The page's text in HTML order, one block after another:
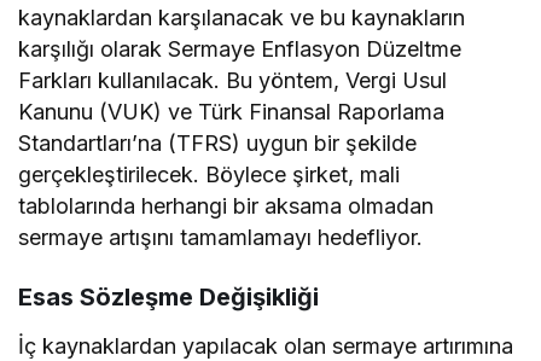
kaynaklardan karşılanacak ve bu kaynakların
karşılığı olarak Sermaye Enflasyon Düzeltme
Farkları kullanılacak. Bu yöntem, Vergi Usul
Kanunu (VUK) ve Türk Finansal Raporlama
Standartları’na (TFRS) uygun bir şekilde
gerçekleştirilecek. Böylece şirket, mali
tablolarında herhangi bir aksama olmadan
sermaye artışını tamamlamayı hedefliyor.
Esas Sözleşme Değişikliği
İç kaynaklardan yapılacak olan sermaye artırımına